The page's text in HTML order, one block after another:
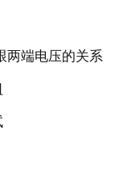
两端电压的关系